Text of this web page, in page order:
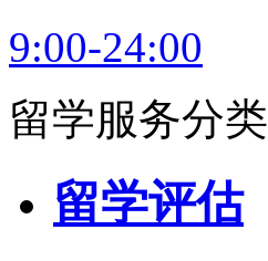
9:00-24:00
留学服务分类
留学评估